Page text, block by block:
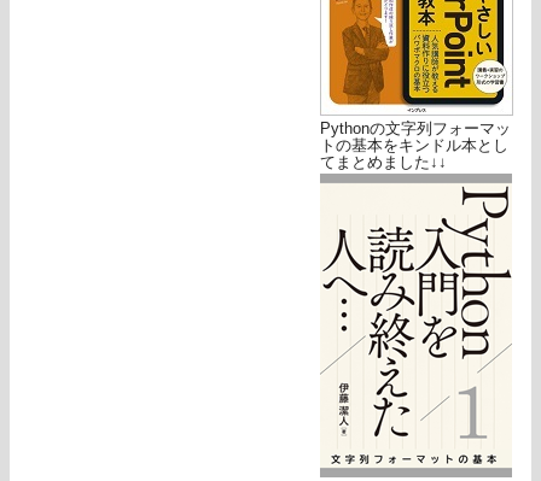
Pythonの文字列フォーマッ
トの基本をキンドル本とし
てまとめました↓↓